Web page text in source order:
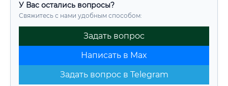
У Вас остались вопросы?
Свяжитесь с нами удобным способом:
Задать вопрос
Написать в Max
Задать вопрос в Telegram